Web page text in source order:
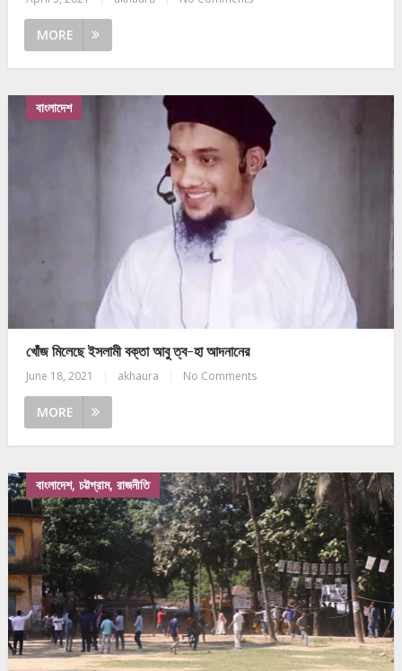
MORE
বাংলাদেশ
খোঁজ মিলেছে ইসলামী বক্তা আবু ত্ব-হা আদনানের
June 18, 2021 akhaura No Comments
MORE
বাংলাদেশ, চট্টগ্রাম, রাজনীতি